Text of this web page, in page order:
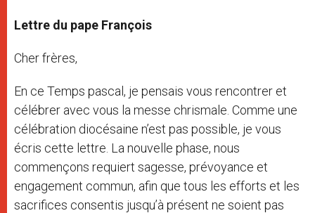
Lettre du pape François
Cher frères,
En ce Temps pascal, je pensais vous rencontrer et
célébrer avec vous la messe chrismale. Comme une
célébration diocésaine n’est pas possible, je vous
écris cette lettre. La nouvelle phase, nous
commençons requiert sagesse, prévoyance et
engagement commun, afin que tous les efforts et les
sacrifices consentis jusqu’à présent ne soient pas